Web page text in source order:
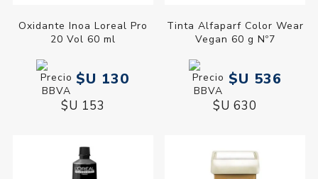
Oxidante Inoa Loreal Pro
20 Vol 60 ml
$U 130
$U 153
Tinta Alfaparf Color Wear
Vegan 60 g Nº7
$U 536
$U 630